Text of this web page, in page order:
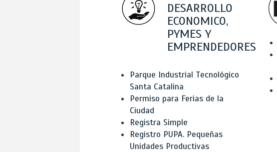
DESARROLLO
ECONOMICO,
PYMES Y
EMPRENDEDORES
Parque Industrial Tecnológico
Santa Catalina
Permiso para Ferias de la
Ciudad
Registra Simple
Registro PUPA. Pequeñas
Unidades Productivas